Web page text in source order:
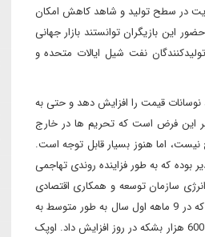
در سطح تولید و شاهد کاهش امکان
این بازیگران توانستند بازار جهانی
نفت شیل ایالات متحده و
نوسانات قیمت را افزایش دهد و حتی به
این فرض است که تحریم ها در خارج
اما هنوز بسیار قابل توجه است.
بوده که به طور فزاینده روندی تهاجمی
سازمان توسعه و همکاری اقتصادی
هم اعلام کرده میزان فروش نفت ایران به چین در سه ماهه چهارم سال 2020 برابر با 360 هزار بشکه در روز بوده، در حالی که در 9 ماهه اول سال به طور متوسط به
150 هزار بشکه در روز می رسیده است. درست پیش از شروع گفت و گوهای برجام ایران صادرات خود را به چین به حدود 600 هزار بشکه در روز افزایش داد. اوپک